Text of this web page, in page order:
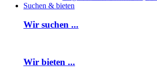
Suchen & bieten
Wir suchen ...
Wir bieten ...